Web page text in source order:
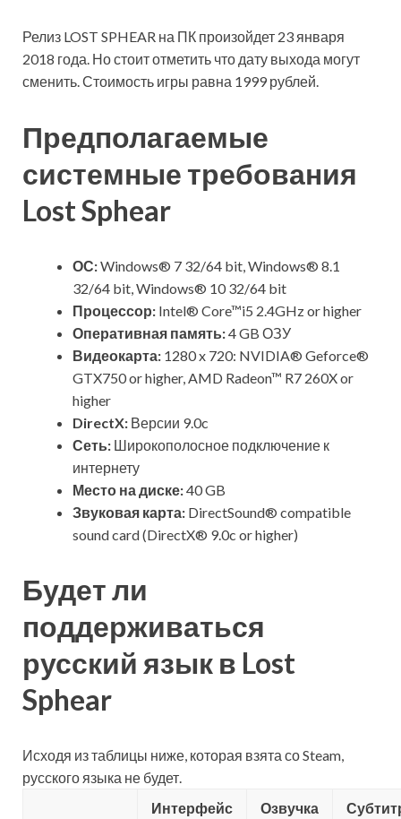
Релиз LOST SPHEAR на ПК произойдет 23 января
2018 года. Но стоит отметить что дату выхода могут
сменить. Стоимость игры равна 1999 рублей.
Предполагаемые
системные требования
Lost Sphear
ОС:Windows® 7 32/64 bit, Windows® 8.1
32/64 bit, Windows® 10 32/64 bit
Процессор: Intel® Core™i5 2.4GHz or higher
Оперативная память:4 GB ОЗУ
Видеокарта: 1280 x 720: NVIDIA® Geforce®
GTX750 or higher, AMD Radeon™ R7 260X or
higher
DirectX: Версии 9.0c
Сеть: Широкополосное подключение к
интернету
Место на диске:40 GB
Звуковая карта: DirectSound® compatible
sound card (DirectX® 9.0c or higher)
Будет ли
поддерживаться
русский язык в Lost
Sphear
Исходя из таблицы ниже, которая взята со Steam,
русского языка не будет.
Интерфейс
Озвучка